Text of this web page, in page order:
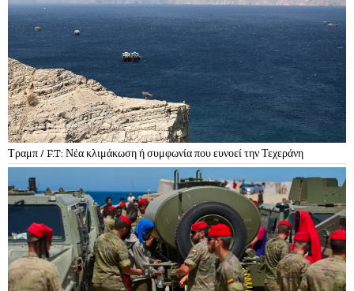
Τραμπ / F.T: Νέα κλιμάκωση ή συμφωνία που ευνοεί την Τεχεράνη